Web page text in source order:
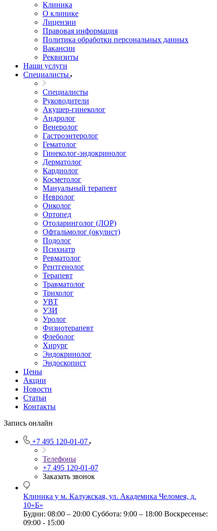
Клиника
О клинике
Лицензии
Правовая информация
Политика обработки персональных данных
Вакансии
Реквизиты
Наши услуги
Специалисты
Специалисты
Руководители
Акушер-гинеколог
Андролог
Венеролог
Гастроэнтеролог
Гематолог
Гинеколог-эндокринолог
Дерматолог
Кардиолог
Косметолог
Мануальный терапевт
Невролог
Онколог
Ортопед
Отоларинголог (ЛОР)
Офтальмолог (окулист)
Подолог
Психиатр
Ревматолог
Рентгенолог
Терапевт
Травматолог
Трихолог
УВТ
УЗИ
Уролог
Физиотерапевт
Флеболог
Хирург
Эндокринолог
Эндоскопист
Цены
Акции
Новости
Статьи
Контакты
Запись онлайн
+7 495 120-01-07
Телефоны
+7 495 120-01-07
Заказать звонок
Клиника у м. Калужская, ул. Академика Челомея, д.
10«Б»
Будни: 08:00 – 20:00 Суббота: 9:00 – 18:00 Воскресенье:
09:00 - 15:00